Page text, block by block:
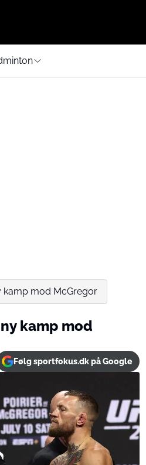
kamp mod McGregor
kamp mod
Følg sportfokus.dk på Google